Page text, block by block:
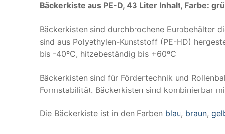
Suchen
nach:
Bäckerkiste aus PE-D, 43 Liter Inhalt, Farbe:
Bäckerkisten sind durchbrochene Eurobehälter
sind aus Polyethylen-Kunststoff (PE-HD)
bis -40ºC, hitzebeständig bis +60ºC
Bäckerkisten sind für Fördertechnik und
Formstabilität. Bäckerkisten sind kombinierbar
Die Bäckerkiste ist in den Farben blau, braun,